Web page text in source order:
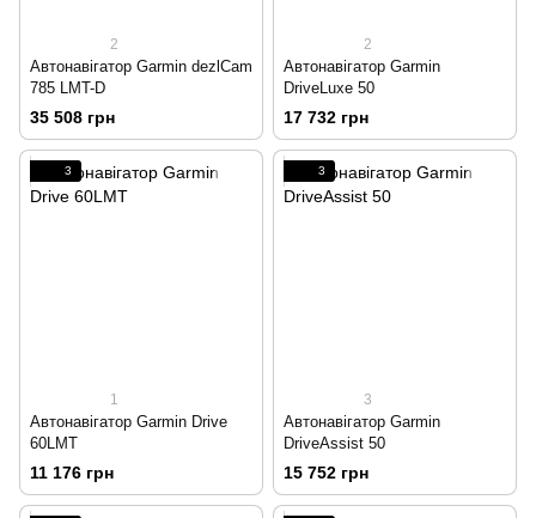
2
Автонавігатор Garmin dezlCam
785 LMT-D
35 508 грн
2
Автонавігатор Garmin
DriveLuxe 50
17 732 грн
3
1
Автонавігатор Garmin Drive
60LMT
11 176 грн
3
3
Автонавігатор Garmin
DriveAssist 50
15 752 грн